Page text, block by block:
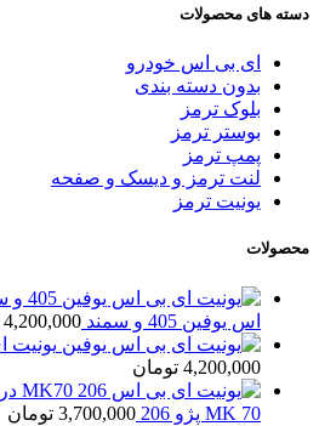
دسته های محصولات
ای بی اس خودرو
بدون دسته بندی
بلوک ترمز
بوستر ترمز
پمپ ترمز
لنت ترمز و دیسک و صفحه
یونیت ترمز
محصولات
اس یوفین 405 و سمند
4,200,000
یونیت
4,200,000 تومان
MK 70 پژو 206
3,700,000 تومان